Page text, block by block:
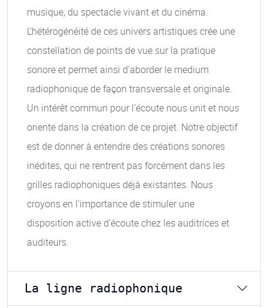
musique, du spectacle vivant et du cinéma.
L’hétérogénéité de ces univers artistiques crée une
constellation de points de vue sur la pratique
sonore et permet ainsi d’aborder le medium
radiophonique de façon transversale et originale.
Un intérêt commun pour l’écoute nous unit et nous
oriente dans la création de ce projet. Notre objectif
est de donner à entendre des créations sonores
inédites, qui ne rentrent pas forcément dans les
grilles radiophoniques déjà existantes. Nous
croyons en l’importance de stimuler une
disposition active d’écoute chez les auditrices et
auditeurs.
La ligne radiophonique